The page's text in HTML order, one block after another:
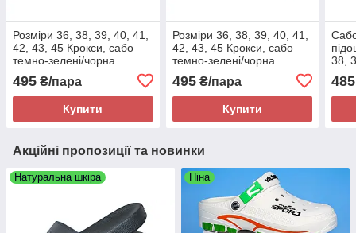
Розміри 36, 38, 39, 40, 41,
42, 43, 45 Крокси, сабо
темно-зелені/чорна
495 ₴/пара
Купити
Розміри 36, 38, 39, 40, 41,
42, 43, 45 Крокси, сабо
темно-зелені/чорна
495₴/пара
Купити
38,
485
Акційні пропозиції та новинки
Натуральна шкіра Піна